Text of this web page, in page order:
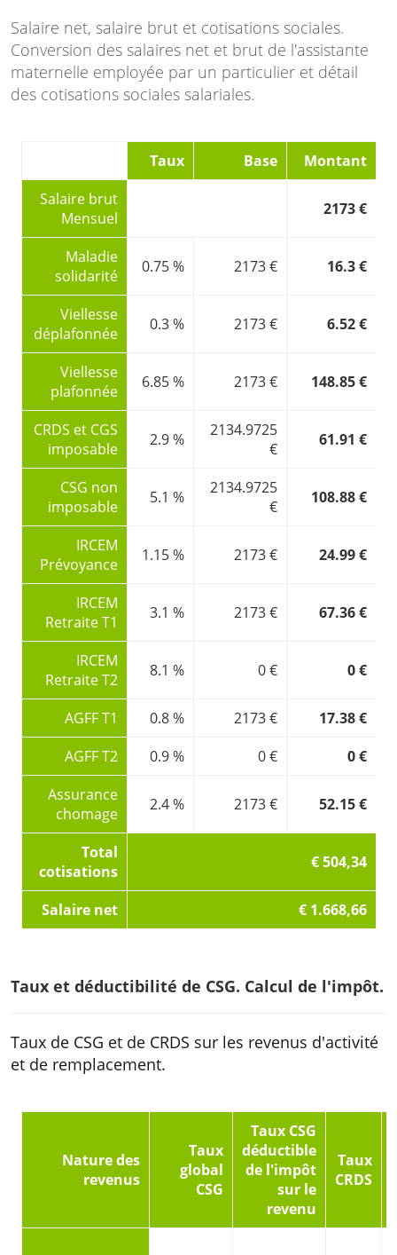
Salaire net, salaire brut et cotisations sociales.
Conversion des salaires net et brut de l'assistante
maternelle employée par un particulier et détail
des cotisations sociales salariales.
Taux Base
Montant
Salaire brut
Mensuel
2173 €
Maladie
solidarité
0.75 % 2173 € 16.3 €
Viellesse
déplafonnée
0.3 % 2173 € 6.52 €
Viellesse
plafonnée
6.85 % 2173 € 148.85 €
CRDS et CGS
imposable
2.9 %
2134.9725
€
61.91 €
CSG non
imposable
5.1 %
2134.9725
€
108.88 €
IRCEM
Prévoyance
1.15 % 2173 € 24.99 €
IRCEM
Retraite T1
3.1 % 2173 € 67.36 €
IRCEM
Retraite T2
8.1 % 0 € 0 €
AGFF T1 0.8 % 2173 €
17.38 €
AGFF T2
0.9 % 0 €
0 €
Assurance
chomage
2.4 % 2173 € 52.15 €
Total
cotisations
€ 504,34
Salaire net € 1.668,66
Taux et déductibilité de CSG. Calcul de l'impôt.
Taux de CSG et de CRDS sur les revenus d'activité
et de remplacement.
Nature des
revenus
Taux
global
CSG
Taux CSG
déductible
de l'impôt
sur le
revenu
Taux
CRDS